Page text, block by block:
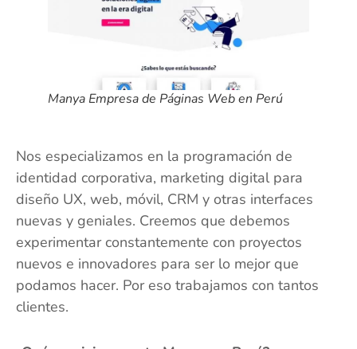
Manya Empresa de Páginas Web en Perú
Nos especializamos en la programación de
identidad corporativa, marketing digital para
diseño UX, web, móvil, CRM y otras interfaces
nuevas y geniales. Creemos que debemos
experimentar constantemente con proyectos
nuevos e innovadores para ser lo mejor que
podamos hacer. Por eso trabajamos con tantos
clientes.